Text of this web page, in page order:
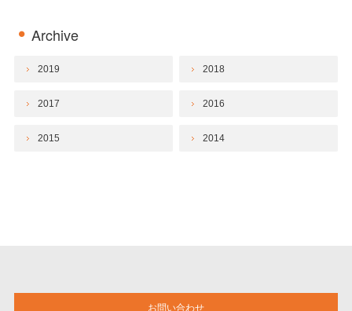
Archive
2019 2018
2017 2016
2015 2014
お問い合わせ